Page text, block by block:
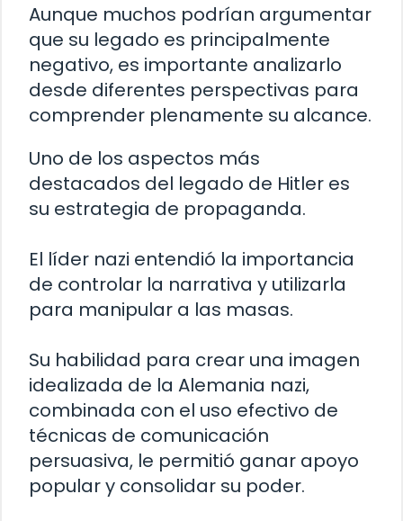
Aunque muchos podrían argumentar
que su legado es principalmente
negativo, es importante analizarlo
desde diferentes perspectivas para
comprender plenamente su alcance.
Uno de los aspectos más
destacados del legado de Hitler es
su estrategia de propaganda.
El líder nazi entendió la importancia
de controlar la narrativa y utilizarla
para manipular a las masas.
Su habilidad para crear una imagen
idealizada de la Alemania nazi,
combinada con el uso efectivo de
técnicas de comunicación
persuasiva, le permitió ganar apoyo
popular y consolidar su poder.